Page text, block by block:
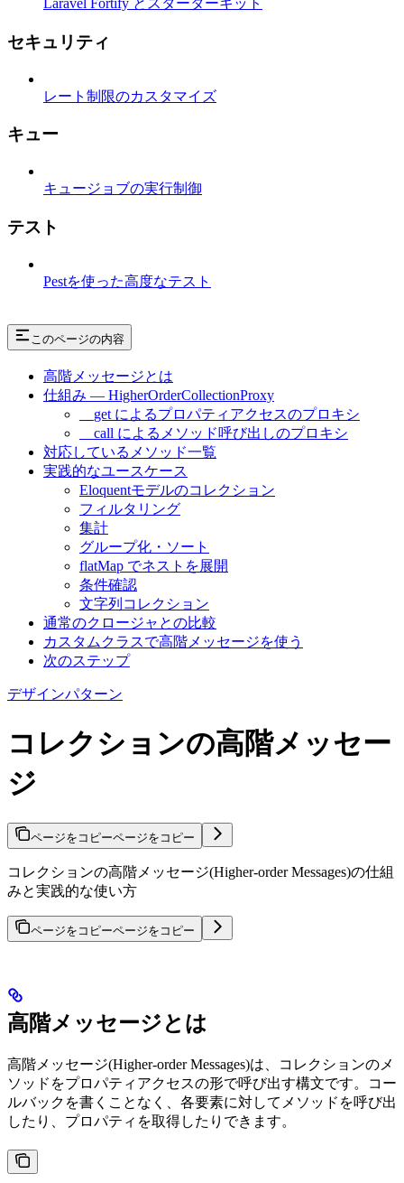
Laravel Fortify とスターターキット
セキュリティ
レート制限のカスタマイズ
キュー
キュージョブの実行制御
テスト
Pestを使った高度なテスト
このページの内容
高階メッセージとは
仕組み — HigherOrderCollectionProxy
__get によるプロパティアクセスのプロキシ
__call によるメソッド呼び出しのプロキシ
対応しているメソッド一覧
実践的なユースケース
Eloquentモデルのコレクション
フィルタリング
集計
グループ化・ソート
flatMap でネストを展開
条件確認
文字列コレクション
通常のクロージャとの比較
カスタムクラスで高階メッセージを使う
次のステップ
デザインパターン
コレクションの高階メッセー
ジ
ページをコピーページをコピー
コレクションの高階メッセージ(Higher-order Messages)の仕組
みと実践的な使い方
ページをコピーページをコピー
高階メッセージとは
高階メッセージ(Higher-order Messages)は、コレクションのメ
ソッドをプロパティアクセスの形で呼び出す構文です。コー
ルバックを書くことなく、各要素に対してメソッドを呼び出
したり、プロパティを取得したりできます。